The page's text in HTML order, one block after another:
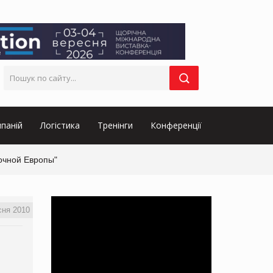
Логістика Тренінги Конференції
Европы"
2010